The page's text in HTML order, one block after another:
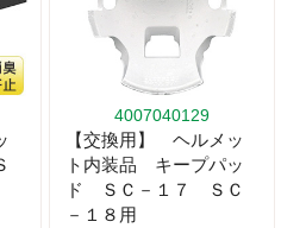
4007040129
【交換用】 ヘルメッ
ト内装品 キープパッ
ド ＳＣ－１７ ＳＣ
－１８用